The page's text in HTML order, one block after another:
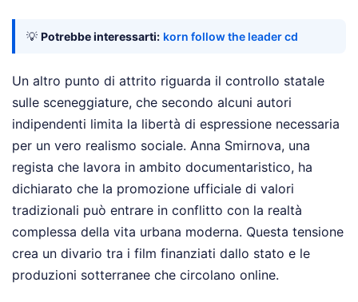
💡 Potrebbe interessarti: korn follow the leader cd
Un altro punto di attrito riguarda il controllo statale
sulle sceneggiature, che secondo alcuni autori
indipendenti limita la libertà di espressione necessaria
per un vero realismo sociale. Anna Smirnova, una
regista che lavora in ambito documentaristico, ha
dichiarato che la promozione ufficiale di valori
tradizionali può entrare in conflitto con la realtà
complessa della vita urbana moderna. Questa tensione
crea un divario tra i film finanziati dallo stato e le
produzioni sotterranee che circolano online.